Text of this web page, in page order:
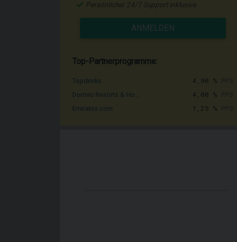
Persönlicher 24/7 Support inklusive
ANMELDEN
Top-Partnerprogramme:
Topdrinks 4,90 %
Dormio Resorts & Ho... 4,00 %
Emirates.com 1,25 %